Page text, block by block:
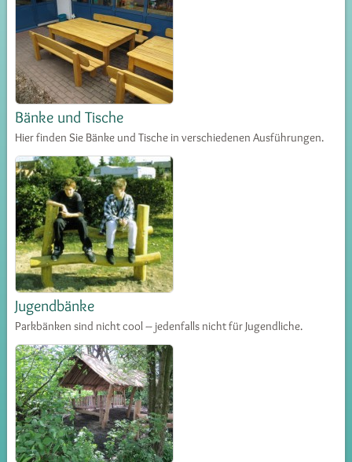
Bänke und Tische
Hier finden Sie Bänke und Tische in verschiedenen Ausführungen.
Jugendbänke
Parkbänken sind nicht cool – jedenfalls nicht für Jugendliche.